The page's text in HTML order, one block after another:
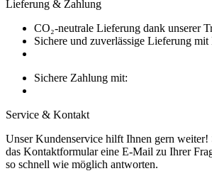
Lieferung & Zahlung
CO₂-neutrale Lieferung dank unserer
Sichere und zuverlässige Lieferung
Sichere Zahlung mit:
Service & Kontakt
Unser Kundenservice hilft Ihnen gern weiter!
das Kontaktformular eine E-Mail zu Ihrer
so schnell wie möglich antworten.